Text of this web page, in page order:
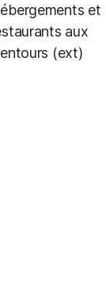
et
aux
(ext)